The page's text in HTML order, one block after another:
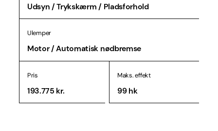
Udsyn / Trykskærm / Pladsforhold
Ulemper
Motor / Automatisk nødbremse
Pris
193.775 kr.
Maks. effekt
99 hk